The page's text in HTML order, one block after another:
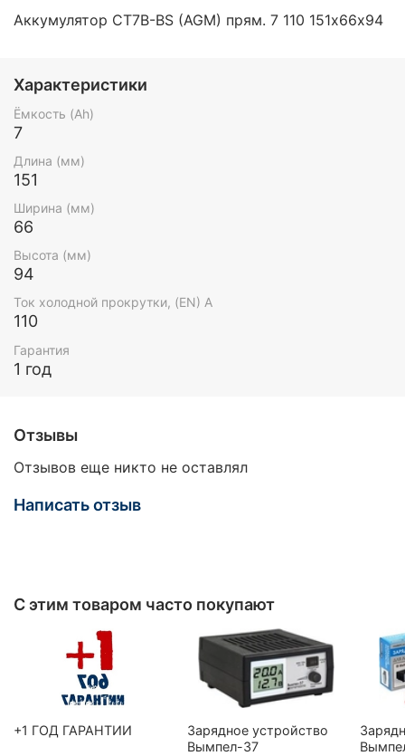
Аккумулятор CT7B-BS (AGM) прям. 7 110 151х66х94
Характеристики
Ёмкость (Ah)
7
Длина (мм)
151
Ширина (мм)
66
Высота (мм)
94
Ток холодной прокрутки, (EN) А
110
Гарантия
1 год
Отзывы
Отзывов еще никто не оставлял
Написать отзыв
С этим товаром часто покупают
+1 ГОД ГАРАНТИИ
Зарядное устройство
Вымпел-37